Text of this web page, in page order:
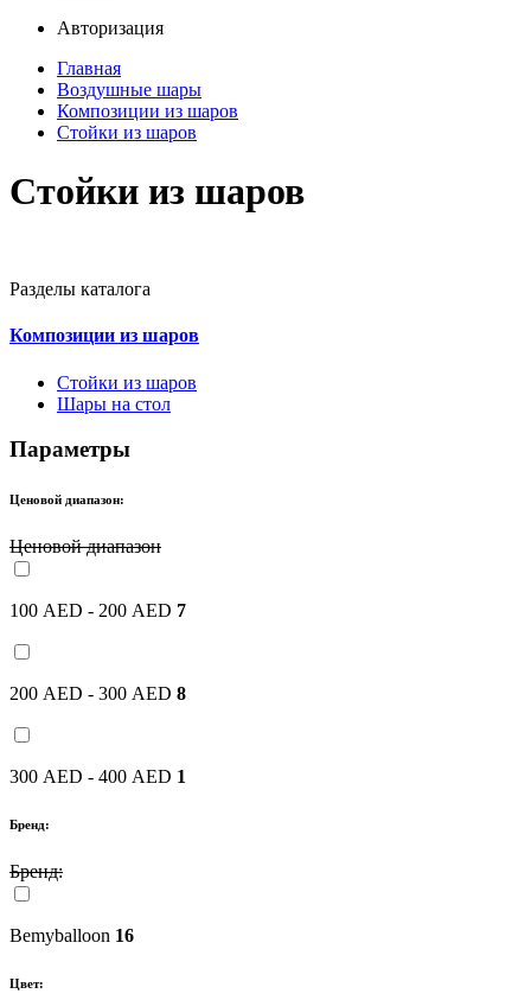
Авторизация
Главная
Воздушные шары
Композиции из шаров
Стойки из шаров
Стойки из шаров
Разделы каталога
Композиции из шаров
Стойки из шаров
Шары на стол
Параметры
Ценовой диапазон:
Ценовой диапазон
100 AED - 200 AED 7
200 AED - 300 AED 8
300 AED - 400 AED 1
Бренд:
Бренд:
Bemyballoon 16
Цвет: